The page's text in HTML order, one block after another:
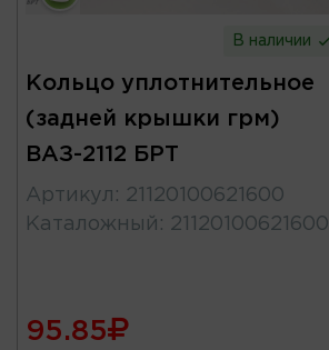
В наличии
Кольцо уплотнительное
(задней крышки грм)
ВАЗ-2112 БРТ
Артикул : 21120100621600
Каталожный : 21120100621600
95.85